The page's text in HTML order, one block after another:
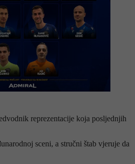
reprezentacije koja posljednjih
sceni, a stručni štab vjeruje da